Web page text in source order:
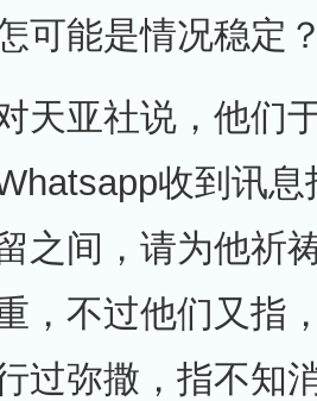
可能是情况稳定
天亚社说，他们
收到讯息
之间，请为他祈
，不过他们又指
过弥撒，指不知